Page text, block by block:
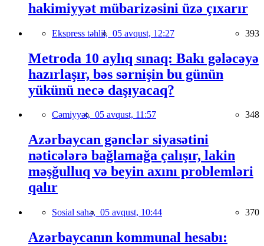
hakimiyyət mübarizəsini üzə çıxarır
Ekspress təhlil, 05 avqust, 12:27 393
Metroda 10 aylıq sınaq: Bakı gələcəyə
hazırlaşır, bəs sərnişin bu günün
yükünü necə daşıyacaq?
Cəmiyyət, 05 avqust, 11:57 348
Azərbaycan gənclər siyasətini
nəticələrə bağlamağa çalışır, lakin
məşğulluq və beyin axını problemləri
qalır
Sosial sahə, 05 avqust, 10:44 370
Azərbaycanın kommunal hesabı: